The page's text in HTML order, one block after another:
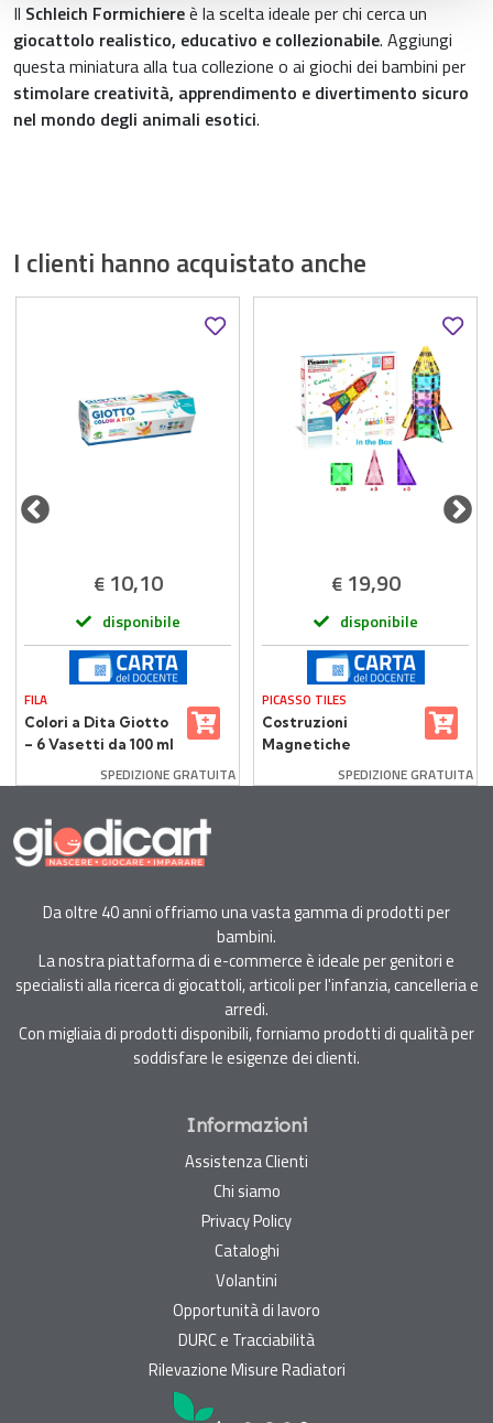
Il Schleich Formichiereè la scelta ideale per chi cerca un
giocattolo realistico, educativo e collezionabile. Aggiungi
questa miniatura alla tua collezione o ai giochi dei bambini per
stimolare creatività, apprendimento e divertimento sicuro
nel mondo degli animali esotici.
I clienti hanno acquistato anche
€ 10,10
disponibile
FILA
Colori a Dita Giotto
– 6 Vasetti da 100 ml
SPEDIZIONE GRATUITA
€ 19,90
disponibile
PICASSO TILES
Costruzioni
Magnetiche
Tiles 30 Piastrelle
SPEDIZIONE GRATUITA
Da oltre 40 anni offriamo una vasta gamma di prodotti per
bambini.
La nostra piattaforma di e-commerce è ideale per genitori e
specialisti alla ricerca di giocattoli, articoli per l'infanzia, cancelleria e
arredi.
Con migliaia di prodotti disponibili, forniamo prodotti di qualità per
soddisfare le esigenze dei clienti.
Informazioni
Assistenza Clienti
Chi siamo
Privacy Policy
Cataloghi
Volantini
Opportunità di lavoro
DURC e Tracciabilità
Rilevazione Misure Radiatori